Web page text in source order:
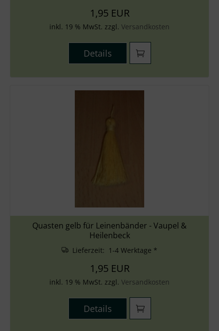
1,95 EUR
inkl. 19 % MwSt. zzgl. Versandkosten
Details
Quasten gelb für Leinenbänder - Vaupel &
Heilenbeck
Lieferzeit: 1-4 Werktage *
1,95 EUR
inkl. 19 % MwSt. zzgl. Versandkosten
Details